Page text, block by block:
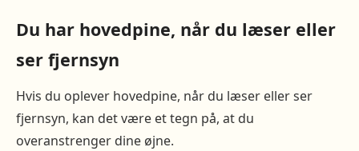
Du har hovedpine, når du læser eller
ser fjernsyn
Hvis du oplever hovedpine, når du læser eller ser
fjernsyn, kan det være et tegn på, at du
overanstrenger dine øjne.